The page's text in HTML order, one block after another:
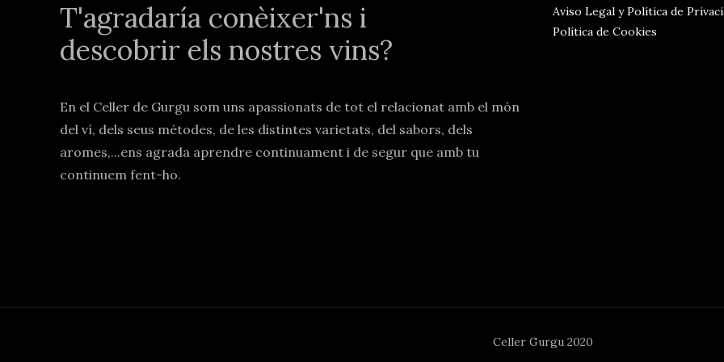
T'agradaría conèixer'ns i
descobrir els nostres vins?
En el Celler de Gurgu som uns apassionats de tot el relacionat amb el món
del ví, dels seus métodes, de les distintes varietats, del sabors, dels
aromes,...ens agrada aprendre continuament i de segur que amb tu
continuem fent-ho.
Aviso Legal y Política de
Política de Cookies
Celler Gurgu 2020